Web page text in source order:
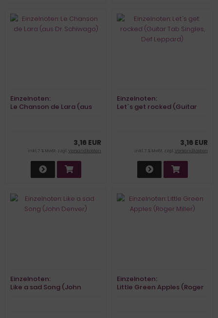
Einzelnoten:
Le Chanson de Lara (aus
3,16 EUR
inkl. 7 % MwSt. zzgl.Versandkosten
Einzelnoten:
Let´s get rocked (Guitar
3,16 EUR
inkl. 7 % MwSt. zzgl.Versandkosten
Einzelnoten:
Like a sad Song (John
Einzelnoten:
Little Green Apples (Roger